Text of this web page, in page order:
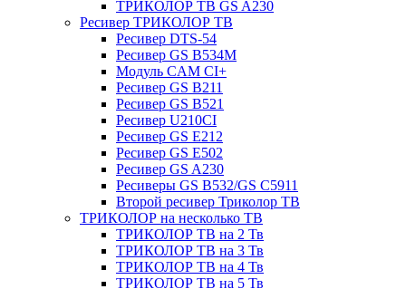
ТРИКОЛОР ТВ GS A230
Ресивер ТРИКОЛОР ТВ
Ресивер DTS-54
Ресивер GS B534M
Модуль CAM CI+
Ресивер GS B211
Ресивер GS B521
Ресивер U210CI
Ресивер GS E212
Ресивер GS E502
Ресивер GS A230
Ресиверы GS B532/GS C5911
Второй ресивер Триколор ТВ
ТРИКОЛОР на несколько ТВ
ТРИКОЛОР ТВ на 2 Тв
ТРИКОЛОР ТВ на 3 Тв
ТРИКОЛОР ТВ на 4 Тв
ТРИКОЛОР ТВ на 5 Тв